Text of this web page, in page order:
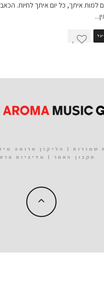
למות איתך, כל יום איתך לחיות.
...
1
| הליקון ארומה מיוזיק
תקנון האתר | מדיניות